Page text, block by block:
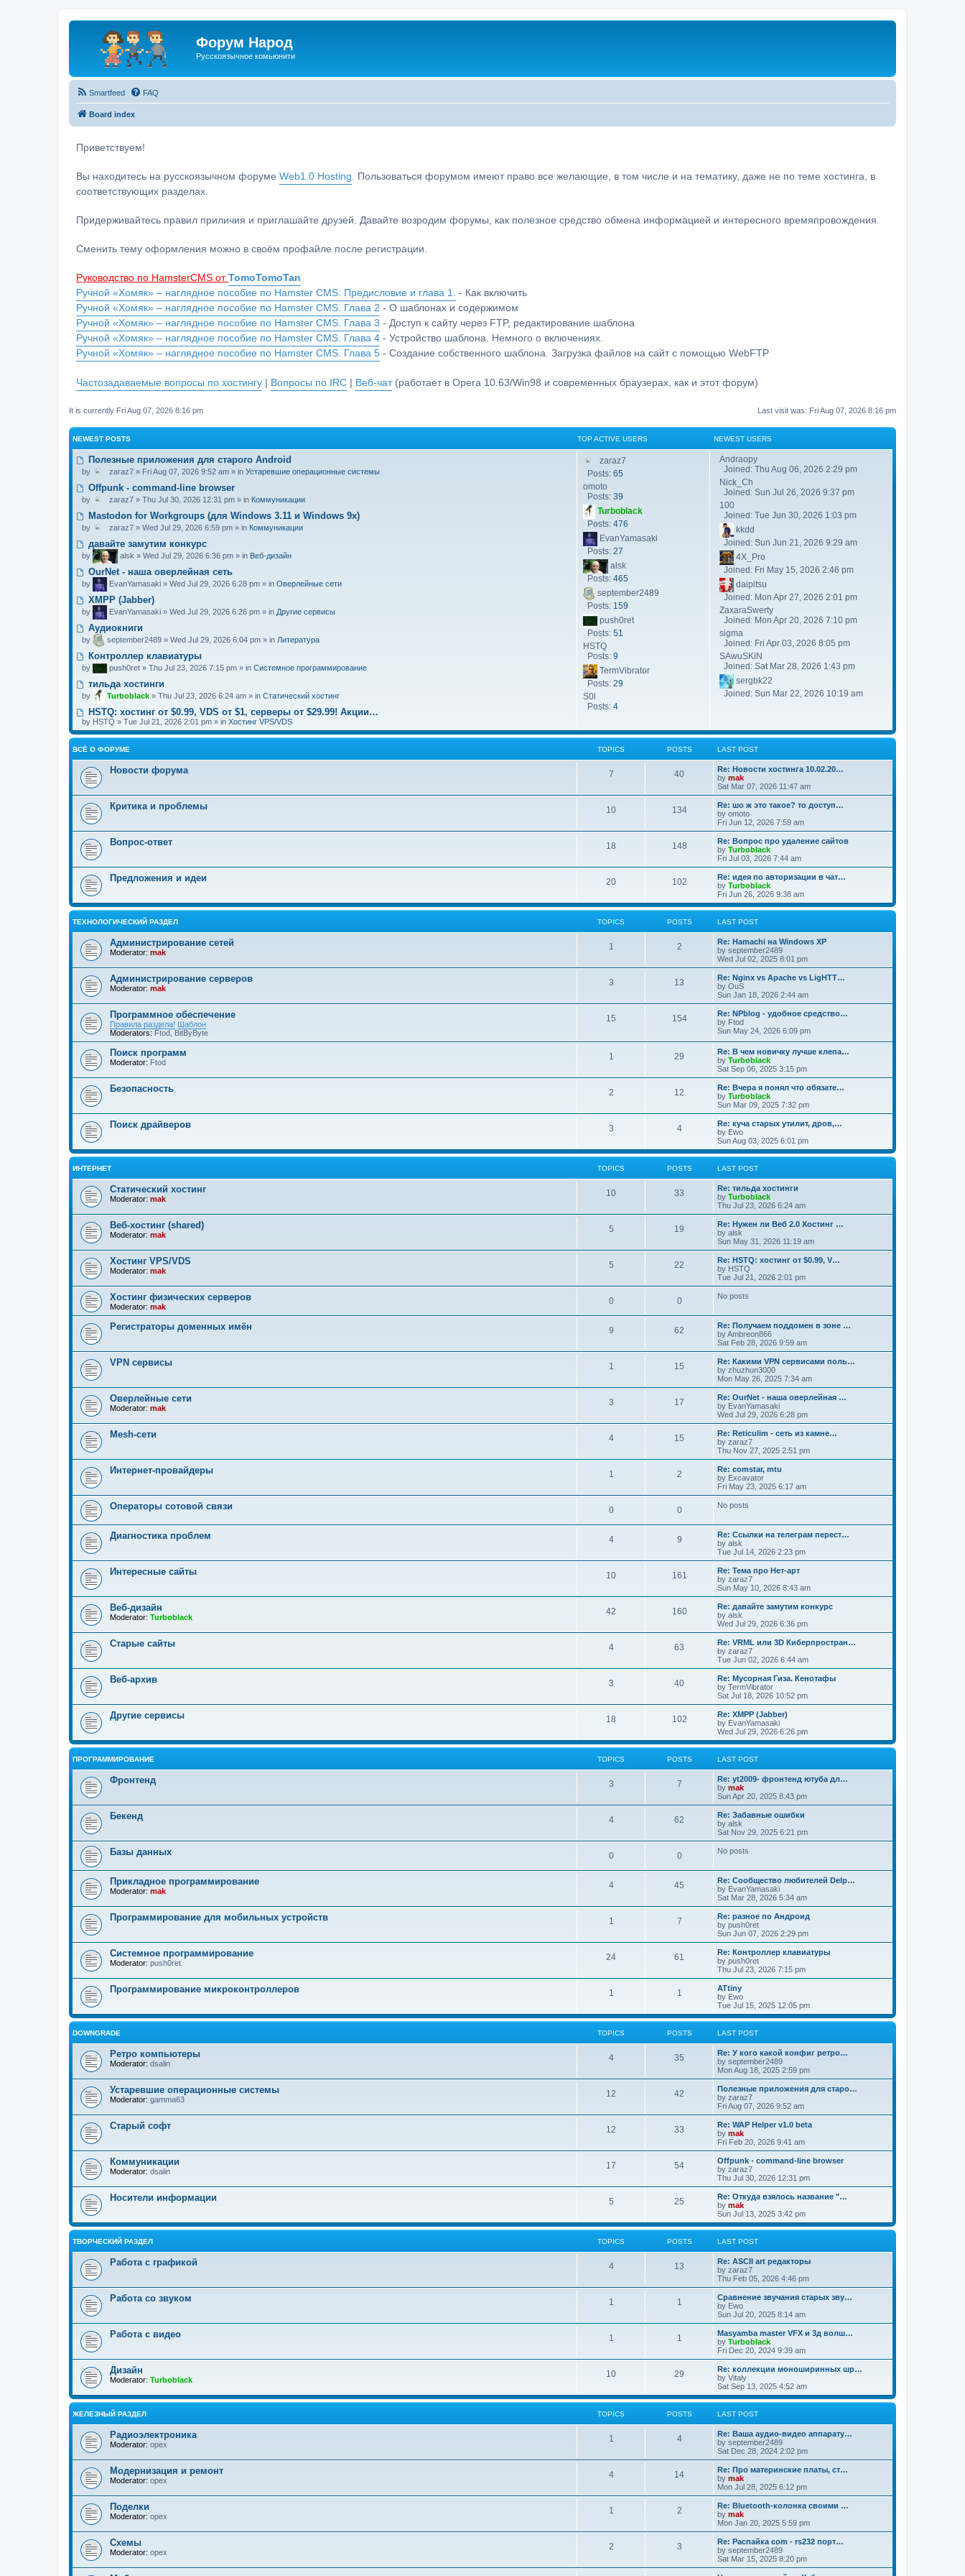
Форум Народ
Русскоязычное комьюнити
Smartfeed FAQ
Board index
Приветствуем!
Вы находитесь на русскоязычном форуме Web1.0 Hosting . Пользоваться форумом имеют право все желающие, в том числе и на тематику, даже не по теме хостинга, в
соответствующих разделах.
Придерживайтесь правил приличия и приглашайте друзей. Давайте возродим форумы, как полезное средство обмена информацией и интересного времяпровождения.
Сменить тему оформления можно в своём профайле после регистрации.
Руководство по HamsterCMS от TomoTomoTan
Ручной «Хомяк» – наглядное пособие по Hamster CMS. Предисловие и глава 1.
- Как включить
Ручной «Хомяк» – наглядное пособие по Hamster CMS. Глава 2 - О шаблонах и содержимом
Ручной «Хомяк» – наглядное пособие по Hamster CMS. Глава 3 - Доступ к сайту через FTP, редактирование шаблона
Ручной «Хомяк» – наглядное пособие по Hamster CMS. Глава 4 - Устройство шаблона. Немного о включениях.
Ручной «Хомяк» – наглядное пособие по Hamster CMS. Глава 5 - Создание собственного шаблона. Загрузка файлов на сайт с помощью WebFTP
Частозадаваемые вопросы по хостингу | Вопросы по IRC | Веб-чат(работает в Opera 10.63/Win98 и современных браузерах, как и этот форум)
Last visit was: Fri Aug 07, 2026 8:16 pm
It is currently Fri Aug 07, 2026 8:16 pm
NEWEST POSTS TOP ACTIVE USERS NEWEST USERS
Полезные приложения для старого Android
by zaraz7 » Fri Aug 07, 2026 9:52 am » in Устаревшие операционные системы
Offpunk - command-line browser
by zaraz7 » Thu Jul 30, 2026 12:31 pm » in Коммуникации
Mastodon for Workgroups (для Windows 3.11 и Windows 9x)
by zaraz7 » Wed Jul 29, 2026 6:59 pm » in Коммуникации
давайте замутим конкурс
by alsk » Wed Jul 29, 2026 6:36 pm » in Веб-дизайн
OurNet - наша оверлейная сеть
by EvanYamasaki » Wed Jul 29, 2026 6:28 pm » in Оверлейные сети
XMPP (Jabber)
by EvanYamasaki » Wed Jul 29, 2026 6:26 pm » in Другие сервисы
Аудиокниги
by september2489 » Wed Jul 29, 2026 6:04 pm » in Литература
Контроллер клавиатуры
by push0ret » Thu Jul 23, 2026 7:15 pm » in Системное программирование
тильда хостинги
by Turboblack» Thu Jul 23, 2026 6:24 am » in Статический хостинг
HSTQ: хостинг от $0.99, VDS от $1, cерверы от $29.99! Акции…
by HSTQ » Tue Jul 21, 2026 2:01 pm » in Хостинг VPS/VDS
zaraz7
Posts: 65
omoto
Posts: 39
Turboblack
Posts: 476
EvanYamasaki
Posts: 27
alsk
Posts: 465
september2489
Posts: 159
push0ret
Posts: 51
HSTQ
Posts: 9
TermVibrator
Posts: 29
S0l
Posts: 4
Andraopy
Joined: Thu Aug 06, 2026 2:29 pm
Nick_Ch
Joined: Sun Jul 26, 2026 9:37 pm
100
Joined: Tue Jun 30, 2026 1:03 pm
kkdd
Joined: Sun Jun 21, 2026 9:29 am
4X_Pro
Joined: Fri May 15, 2026 2:46 pm
daipitsu
Joined: Mon Apr 27, 2026 2:01 pm
ZaxaraSwerty
Joined: Mon Apr 20, 2026 7:10 pm
sigma
Joined: Fri Apr 03, 2026 8:05 pm
SAwuSKiN
Joined: Sat Mar 28, 2026 1:43 pm
sergbk22
Joined: Sun Mar 22, 2026 10:19 am
ВСЁ О ФОРУМЕ TOPICS POSTS LAST POST
Новости форума 7 40
Re: Новости хостинга 10.02.20…
by mak
Sat Mar 07, 2026 11:47 am
Критика и проблемы 10 134
Re: шо ж это такое? то доступ…
by omoto
Fri Jun 12, 2026 7:59 am
Вопрос-ответ 18 148
Re: Вопрос про удаление сайтов
by Turboblack
Fri Jul 03, 2026 7:44 am
Предложения и идеи 20 102
Re: идея по авторизации в чат…
by Turboblack
Fri Jun 26, 2026 9:38 am
ТЕХНОЛОГИЧЕСКИЙ РАЗДЕЛ TOPICS POSTS LAST POST
Администрирование сетей
Moderator: mak
1 2
Re: Hamachi на Windows XP
by september2489
Wed Jul 02, 2025 8:01 pm
Администрирование серверов
Moderator: mak
3 13
Re: Nginx vs Apache vs LigHTT…
by OuS
Sun Jan 18, 2026 2:44 am
Программное обеспечение
Правила раздела! Шаблон
Moderators: Ftod BitByByte
15 154
Re: NPblog - удобное средство…
by Ftod
Sun May 24, 2026 6:09 pm
Поиск программ
Moderator: Ftod
1 29
Re: В чем новичку лучше клепа…
by Turboblack
Sat Sep 06, 2025 3:15 pm
Безопасность 2 12
Re: Вчера я понял что обязате…
by Turboblack
Sun Mar 09, 2025 7:32 pm
Поиск драйверов 3 4
Re: куча старых утилит, дров,…
by Ewo
Sun Aug 03, 2025 6:01 pm
ИНТЕРНЕТ TOPICS POSTS LAST POST
Статический хостинг
Moderator: mak
10 33
Re: тильда хостинги
by Turboblack
Thu Jul 23, 2026 6:24 am
Веб-хостинг (shared)
Moderator: mak
5 19
Re: Нужен ли Веб 2.0 Хостинг …
by alsk
Sun May 31, 2026 11:19 am
Хостинг VPS/VDS
Moderator: mak
5 22
Re: HSTQ: хостинг от $0.99, V…
by HSTQ
Tue Jul 21, 2026 2:01 pm
Хостинг физических серверов
Moderator: mak
0 0 No posts
Регистраторы доменных имён 9 62
Re: Получаем поддомен в зоне …
byAmbreon866
Sat Feb 28, 2026 9:59 am
VPN сервисы 1 15
Re: Какими VPN сервисами поль…
by zhuzhun3000
Mon May 26, 2025 7:34 am
Оверлейные сети
Moderator: mak
3 17
Re: OurNet - наша оверлейная …
by EvanYamasaki
Wed Jul 29, 2026 6:28 pm
Mesh-сети 4 15
Re: Reticulim - сеть из камне…
by zaraz7
Thu Nov 27, 2025 2:51 pm
Интернет-провайдеры 1 2
Re: comstar, mtu
by Excavator
Fri May 23, 2025 6:17 am
Операторы сотовой связи 0 0 No posts
Диагностика проблем 4 9
Re: Ссылки на телеграм перест…
by alsk
Tue Jul 14, 2026 2:23 pm
Интересные сайты 10 161
Re: Тема про Нет-арт
by zaraz7
Sun May 10, 2026 8:43 am
Веб-дизайн
Moderator: Turboblack
42 160
Re: давайте замутим конкурс
by alsk
Wed Jul 29, 2026 6:36 pm
Старые сайты 4 63
Re: VRML или 3D Киберпростран…
by zaraz7
Tue Jun 02, 2026 6:44 am
Веб-архив 3 40
Re: Мусорная Гиза. Кенотафы
by TermVibrator
Sat Jul 18, 2026 10:52 pm
Другие сервисы 18 102
Re: XMPP (Jabber)
by EvanYamasaki
Wed Jul 29, 2026 6:26 pm
ПРОГРАММИРОВАНИЕ TOPICS POSTS LAST POST
Фронтенд 3 7
Re: yt2009- фронтенд ютуба дл…
by mak
Sun Apr 20, 2025 8:43 pm
Бекенд 4 62
Re: Забавные ошибки
by alsk
Sat Nov 29, 2025 6:21 pm
Базы данных 0 0 No posts
Прикладное программирование
Moderator: mak
4 45
Re: Сообщество любителей Delp…
by EvanYamasaki
Sat Mar 28, 2026 5:34 am
Программирование для мобильных устройств 1 7
Re: разное по Андроид
by push0ret
Sun Jun 07, 2026 2:29 pm
Системное программирование
Moderator: push0ret
24 61
Re: Контроллер клавиатуры
by push0ret
Thu Jul 23, 2026 7:15 pm
Программирование микроконтроллеров 1 1
ATtiny
by Ewo
Tue Jul 15, 2025 12:05 pm
DOWNGRADE TOPICS POSTS LAST POST
Ретро компьютеры
Moderator: dsalin
4 35
Re: У кого какой конфиг ретро…
by september2489
Mon Aug 18, 2025 2:59 pm
Устаревшие операционные системы
Moderator: gamma63
12 42
Полезные приложения для старо…
by zaraz7
Fri Aug 07, 2026 9:52 am
Старый софт 12 33
Re: WAP Helper v1.0 beta
by mak
Fri Feb 20, 2026 9:41 am
Коммуникации
Moderator: dsalin
17 54
Offpunk - command-line browser
by zaraz7
Thu Jul 30, 2026 12:31 pm
Носители информации 5 25
Re: Откуда взялось название "…
by mak
Sun Jul 13, 2025 3:42 pm
ТВОРЧЕСКИЙ РАЗДЕЛ TOPICS POSTS LAST POST
Работа с графикой 4 13
Re: ASCII art редакторы
by zaraz7
Thu Feb 05, 2026 4:46 pm
Работа со звуком 1 1
Сравнение звучания старых зву…
by Ewo
Sun Jul 20, 2025 8:14 am
Работа с видео 1 1
Masyamba master VFX и 3д волш…
by Turboblack
Fri Dec 20, 2024 9:39 am
Дизайн
Moderator: Turboblack
10 29
Re: коллекции моноширинных шр…
by Vitaly
Sat Sep 13, 2025 4:52 am
ЖЕЛЕЗНЫЙ РАЗДЕЛ TOPICS POSTS LAST POST
Радиоэлектроника
Moderator: opex
1 4
Re: Ваша аудио-видео аппарату…
by september2489
Sat Dec 28, 2024 2:02 pm
Модернизация и ремонт
Moderator: opex
4 14
Re: Про материнские платы, ст…
by mak
Mon Jul 28, 2025 6:12 pm
Поделки
Moderator: opex
1 2
Re: Bluetooth-колонка своими …
by mak
Mon Jan 20, 2025 5:59 pm
Схемы
Moderator: opex
2 3
Re: Распайка com - rs232 порт…
by september2489
Sat Mar 15, 2025 8:20 pm